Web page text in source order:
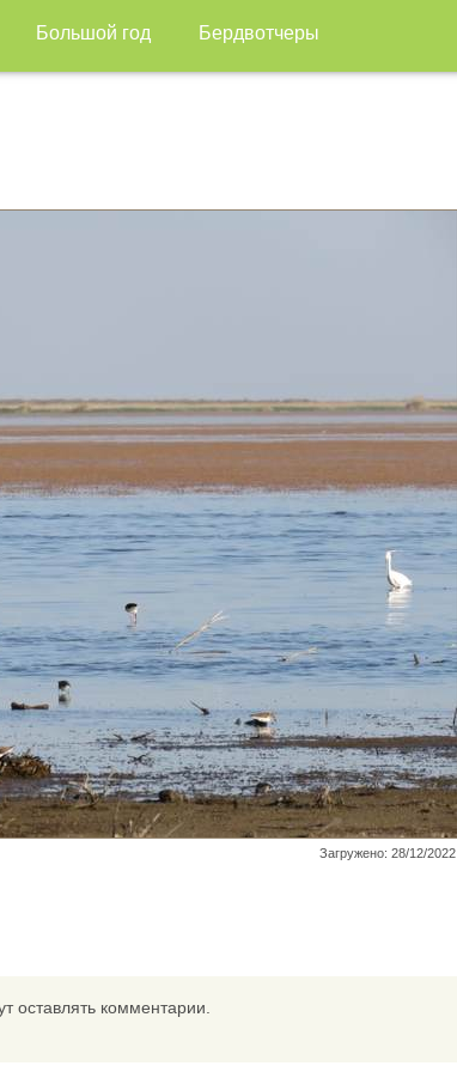
Большой год Бердвотчеры
Загружено: 28/12/2022
оставлять комментарии.